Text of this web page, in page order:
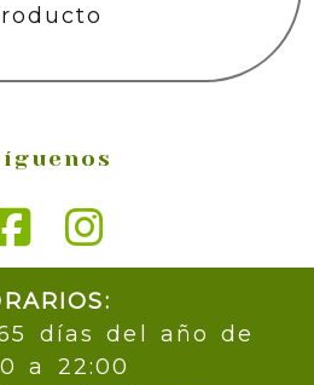
días del año de
a 22:00